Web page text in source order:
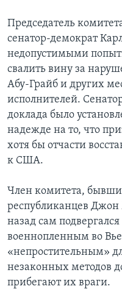
Председатель
сенатор-демократ
недопустимыми
свалить вину за
Абу-Грайб и других
исполнителей.
доклада было
надежде на то, что
хотя бы отчасти
к США.
Член комитета,
республиканцев
назад сам
военнопленным во
«непростительным»
незаконных методов
прибегают их враги.